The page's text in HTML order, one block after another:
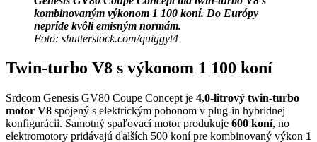
kombinovaným výkonom 1 100 koní. Do Európy
nepríde kvôli emisným normám.
Foto: shutterstock.com/quiggyt4
Twin-turbo V8 s výkonom 1 100 koní
Srdcom Genesis GV80 Coupe Concept je 4,0-litrový twin-turbo
motor V8 spojený s elektrickým pohonom v plug-in hybridnej
konfigurácii. Samotný spaľovací motor produkuje 600 koní, no
elektromotory pridávajú ďalších 500 koní pre kombinovaný výkon 1